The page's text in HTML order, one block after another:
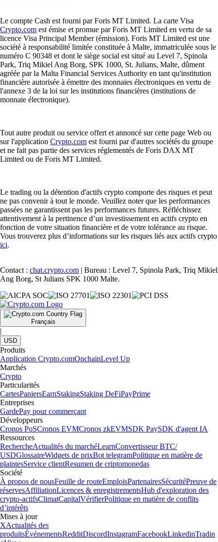
Le compte Cash est fourni par Foris MT Limited. La carte Visa
Crypto.com est émise et promue par Foris MT Limited en vertu de sa
licence Visa Principal Member (émission). Foris MT Limited est une
société à responsabilité limitée constituée à Malte, immatriculée sous le
numéro C 90348 et dont le siège social est situé au Level 7, Spinola
Park, Triq Mikiel Ang Borg, SPK 1000, St. Julians, Malte, dûment
agréée par la Malta Financial Services Authority en tant qu'institution
financière autorisée à émettre des monnaies électroniques en vertu de
l'annexe 3 de la loi sur les institutions financières (institutions de
monnaie électronique).
Tout autre produit ou service offert et annoncé sur cette page Web ou
sur l'application Crypto.com est fourni par d'autres sociétés du groupe
et ne fait pas partie des services réglementés de Foris DAX MT
Limited ou de Foris MT Limited.
Le trading ou la détention d'actifs crypto comporte des risques et peut
ne pas convenir à tout le monde. Veuillez noter que les performances
passées ne garantissent pas les performances futures. Réfléchissez
attentivement à la pertinence d’un investissement en actifs crypto en
fonction de votre situation financière et de votre tolérance au risque.
Vous trouverez plus d’informations sur les risques liés aux actifs crypto
ici.
Contact : chat.crypto.com | Bureau : Level 7, Spinola Park, Triq Mikiel
Ang Borg, St Julians SPK 1000 Malte.
Français
|
USD
Produits
Application Crypto.comOnchainLevel Up
Marchés
Crypto
Particularités
CartesPaniersEarnStakingStaking DeFiPayPrime
Entreprises
GardePay pour commerçant
Développeurs
Cronos PoSCronos EVMCronos zkEVMSDK PaySDK d'agent IA
Ressources
RechercheActualités du marchéLearnConvertisseur BTC/
USDGlossaireWidgets de prixBot telegramPolitique en matière de
plaintesService clientResumen de criptomonedas
Société
À propos de nousFeuille de routeEmploisPartenairesSécuritéPreuve de
réservesAffiliationLicences & enregistrementsHub d'exploration des
crypto-actifsClimatCapitalVérifierPolitique en matière de conflits
d’intérêts
Mises à jour
XActualités des
produitsÉvénementsRedditDiscordInstagramFacebookLinkedinTradin